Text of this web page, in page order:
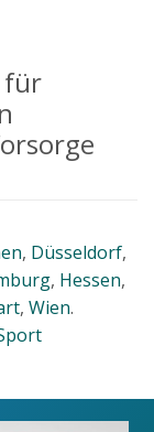
für
, Düsseldorf,
, Hessen,
, Wien.